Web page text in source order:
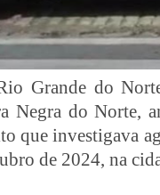
Grande do
Negra do Norte,
que investigava
de 2024, na